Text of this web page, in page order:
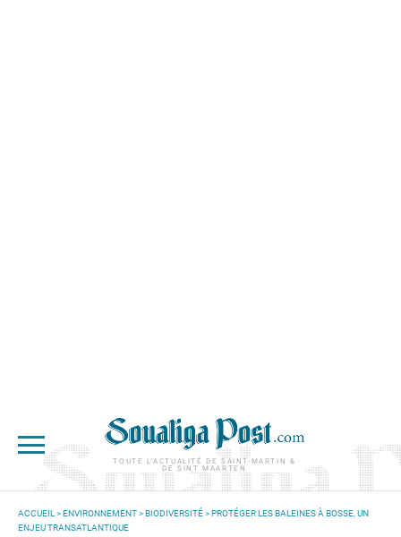
TOUTE L'ACTUALITÉ DE SAINT-MARTIN &
DE SINT MAARTEN
VOUS ÊTES ICI
ACCUEIL >ENVIRONNEMENT>BIODIVERSITÉ> PROTÉGER LES BALEINES À BOSSE, UN
ENJEU TRANSATLANTIQUE